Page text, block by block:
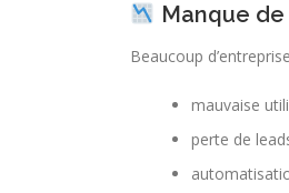
Manque
Beaucoup
mauvaise
perte de